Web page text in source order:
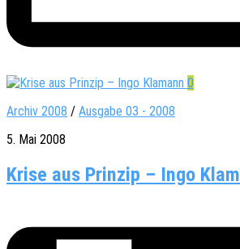
0
Archiv 2008 / Ausgabe 03 - 2008
5. Mai 2008
Krise aus Prinzip – Ingo